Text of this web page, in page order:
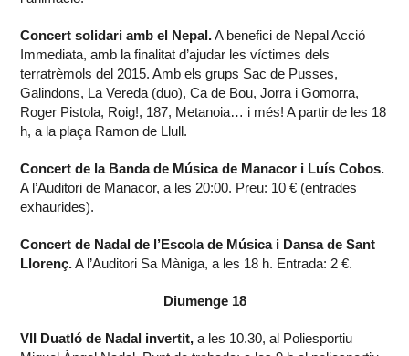
Concert solidari amb el Nepal.A benefici de Nepal Acció
Immediata, amb la finalitat d’ajudar les víctimes dels
terratrèmols del 2015. Amb els grups Sac de Pusses,
Galindons, La Vereda (duo), Ca de Bou, Jorra i Gomorra,
Roger Pistola, Roig!, 187, Metanoia… i més! A partir de les 18
h, a la plaça Ramon de Llull.
Concert de la Banda de Música de Manacor i Luís Cobos.
A l’Auditori de Manacor, a les 20:00. Preu: 10 € (entrades
exhaurides).
Concert de Nadal de l’Escola de Música i Dansa de Sant
Llorenç.A l’Auditori Sa Màniga, a les 18 h. Entrada: 2 €.
Diumenge 18
VII Duatló de Nadal invertit, a les 10.30, al Poliesportiu